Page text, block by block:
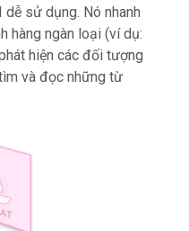
sử dụng. Nó nhanh
hàng ngàn loại (ví dụ:
hiện các đối tượng
và đọc những từ